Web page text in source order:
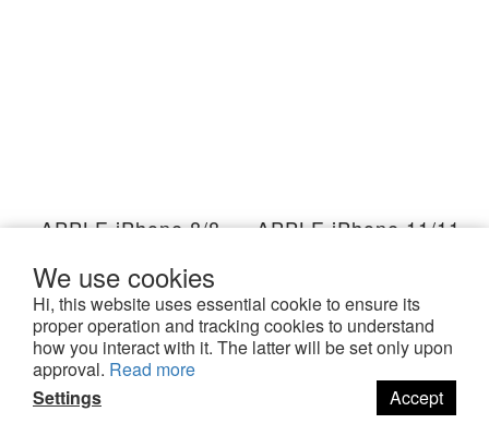
We use cookies
Hi, this website uses essential cookie to ensure its
proper operation and tracking cookies to understand
how you interact with it. The latter will be set only upon
approval. Read more
Settings
Accept
APPLE iPhone 8/8
玻璃保護貼 iPhone8
iPhone8Plus
iPhone8+
NT$504
NT$1,680
ADD TO CART
APPLE iPhone 11/11
iPhone11Pro
iPhone11
NT$1,680
ADD TO CART